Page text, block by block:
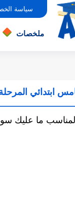
سياسة
ملخصات
ابتدائي
ما عليك